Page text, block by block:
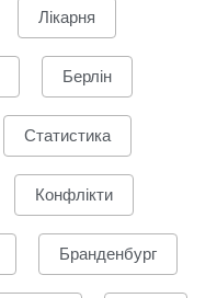
Лікарня
Берлін
Статистика
Конфлікти
Бранденбург